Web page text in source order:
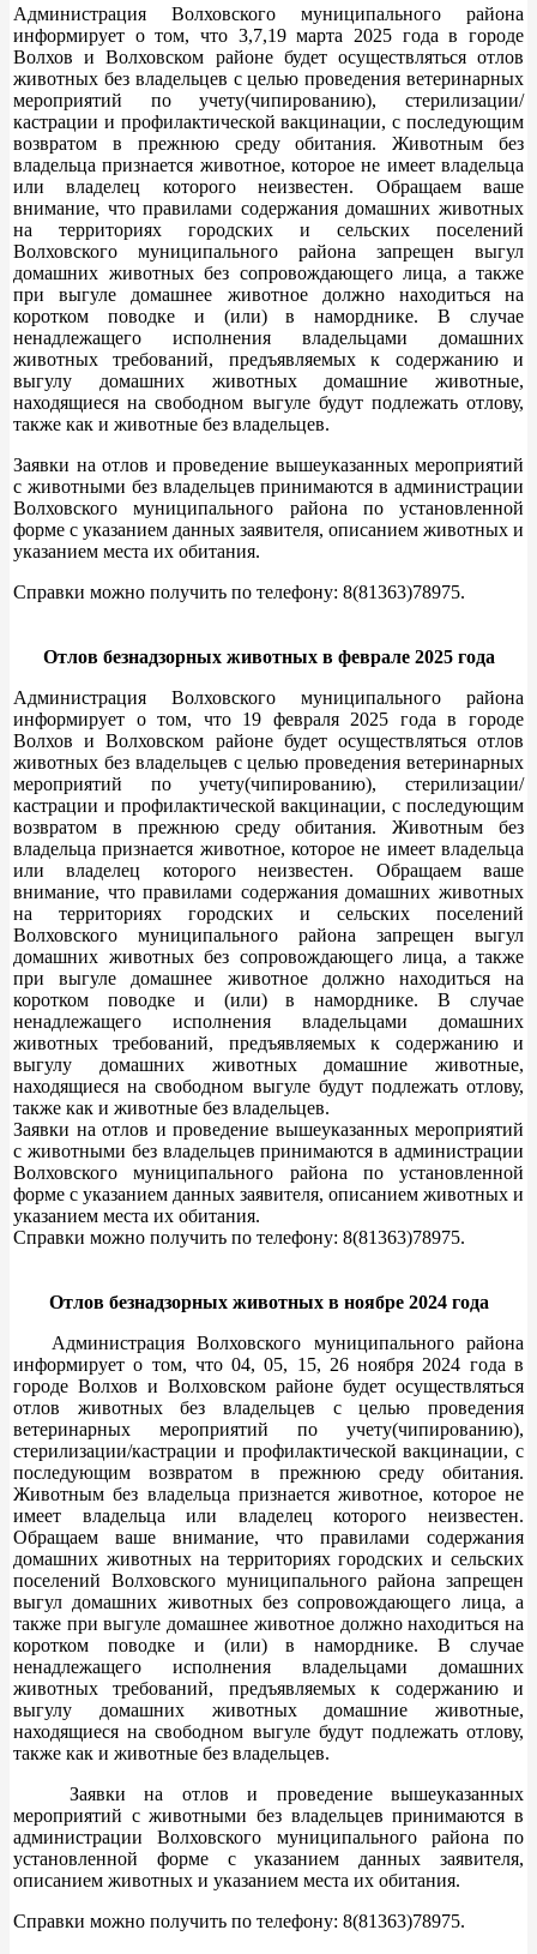
Администрация Волховского муниципального района
информирует о том, что 3,7,19 марта 2025 года в городе
Волхов и Волховском районе будет осуществляться отлов
животных без владельцев с целью проведения ветеринарных
мероприятий по учету(чипированию), стерилизации/
кастрации и профилактической вакцинации, с последующим
возвратом в прежнюю среду обитания. Животным без
владельца признается животное, которое не имеет владельца
или владелец которого неизвестен. Обращаем ваше
внимание, что правилами содержания домашних животных
на территориях городских и сельских поселений
Волховского муниципального района запрещен выгул
домашних животных без сопровождающего лица, а также
при выгуле домашнее животное должно находиться на
коротком поводке и (или) в наморднике. В случае
ненадлежащего исполнения владельцами домашних
животных требований, предъявляемых к содержанию и
выгулу домашних животных домашние животные,
находящиеся на свободном выгуле будут подлежать отлову,
также как и животные без владельцев.
Заявки на отлов и проведение вышеуказанных мероприятий
с животными без владельцев принимаются в администрации
Волховского муниципального района по установленной
форме с указанием данных заявителя, описанием животных и
указанием места их обитания.
Справки можно получить по телефону: 8(81363)78975.
Отлов безнадзорных животных в феврале 2025 года
Администрация Волховского муниципального района
информирует о том, что 19 февраля 2025 года в городе
Волхов и Волховском районе будет осуществляться отлов
животных без владельцев с целью проведения ветеринарных
мероприятий по учету(чипированию), стерилизации/
кастрации и профилактической вакцинации, с последующим
возвратом в прежнюю среду обитания. Животным без
владельца признается животное, которое не имеет владельца
или владелец которого неизвестен. Обращаем ваше
внимание, что правилами содержания домашних животных
на территориях городских и сельских поселений
Волховского муниципального района запрещен выгул
домашних животных без сопровождающего лица, а также
при выгуле домашнее животное должно находиться на
коротком поводке и (или) в наморднике. В случае
ненадлежащего исполнения владельцами домашних
животных требований, предъявляемых к содержанию и
выгулу домашних животных домашние животные,
находящиеся на свободном выгуле будут подлежать отлову,
также как и животные без владельцев.
Заявки на отлов и проведение вышеуказанных мероприятий
с животными без владельцев принимаются в администрации
Волховского муниципального района по установленной
форме с указанием данных заявителя, описанием животных и
указанием места их обитания.
Справки можно получить по телефону: 8(81363)78975.
Отлов безнадзорных животных в ноябре 2024 года
Администрация Волховского муниципального района
информирует о том, что 04, 05, 15, 26 ноября 2024 года в
городе Волхов и Волховском районе будет осуществляться
отлов животных без владельцев с целью проведения
ветеринарных мероприятий по учету(чипированию),
стерилизации/кастрации и профилактической вакцинации, с
последующим возвратом в прежнюю среду обитания.
Животным без владельца признается животное, которое не
имеет владельца или владелец которого неизвестен.
Обращаем ваше внимание, что правилами содержания
домашних животных на территориях городских и сельских
поселений Волховского муниципального района запрещен
выгул домашних животных без сопровождающего лица, а
также при выгуле домашнее животное должно находиться на
коротком поводке и (или) в наморднике. В случае
ненадлежащего исполнения владельцами домашних
животных требований, предъявляемых к содержанию и
выгулу домашних животных домашние животные,
находящиеся на свободном выгуле будут подлежать отлову,
также как и животные без владельцев.
Заявки на отлов и проведение вышеуказанных
мероприятий с животными без владельцев принимаются в
администрации Волховского муниципального района по
установленной форме с указанием данных заявителя,
описанием животных и указанием места их обитания.
Справки можно получить по телефону: 8(81363)78975.